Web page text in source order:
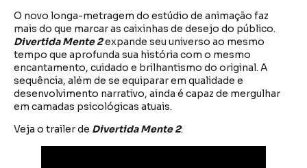
O novo longa-metragem do estúdio de animação faz
mais do que marcar as caixinhas de desejo do público.
Divertida Mente 2expande seu universo ao mesmo
tempo que aprofunda sua história com o mesmo
encantamento, cuidado e brilhantismo do original. A
sequência, além de se equiparar em qualidade e
desenvolvimento narrativo, ainda é capaz de mergulhar
em camadas psicológicas atuais.
Veja o trailer de Divertida Mente 2: